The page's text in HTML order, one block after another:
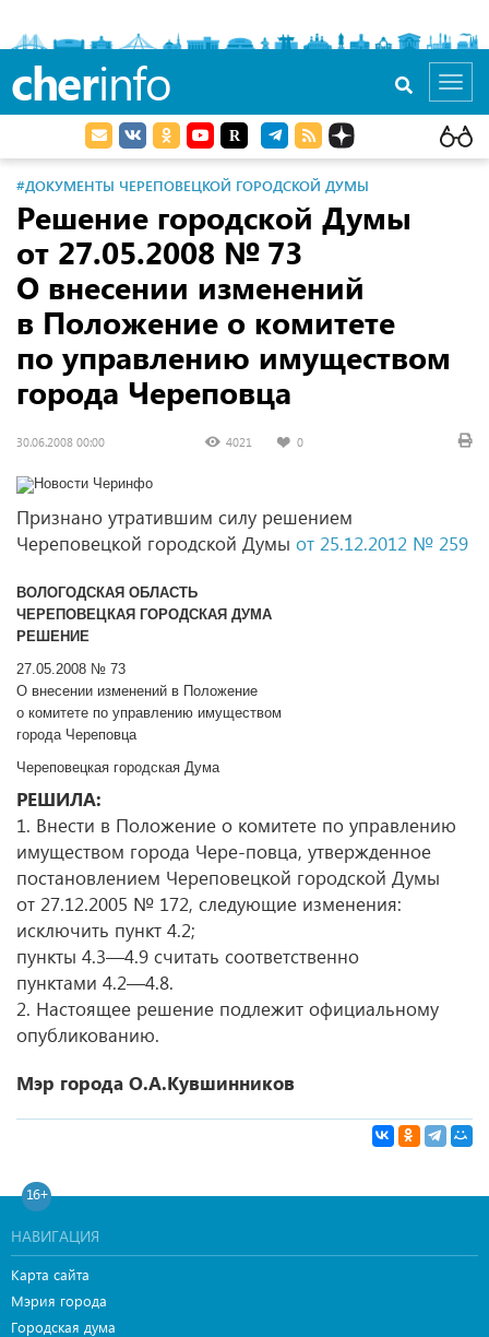
cherinfo
#ДОКУМЕНТЫ ЧЕРЕПОВЕЦКОЙ ГОРОДСКОЙ ДУМЫ
Решение городской Думы
от 27.05.2008 № 73
О внесении изменений
в Положение о комитете
по управлению имуществом
города Череповца
30.06.2008 00:00 4021 0
Признано утратившим силу решением
Череповецкой городской Думы от 25.12.2012 № 259
ВОЛОГОДСКАЯ ОБЛАСТЬ
ЧЕРЕПОВЕЦКАЯ ГОРОДСКАЯ ДУМА
РЕШЕНИЕ
27.05.2008 № 73
О внесении изменений в Положение
о комитете по управлению имуществом
города Череповца
Череповецкая городская Дума
РЕШИЛА:
1. Внести в Положение о комитете по управлению
имуществом города Чере-повца, утвержденное
постановлением Череповецкой городской Думы
от 27.12.2005 № 172, следующие изменения:
исключить пункт 4.2;
пункты 4.3—4.9 считать соответственно
пунктами 4.2—4.8.
2. Настоящее решение подлежит официальному
опубликованию.
Мэр города О.А.Кувшинников
16+
НАВИГАЦИЯ
Карта сайта
Мэрия города
Городская дума